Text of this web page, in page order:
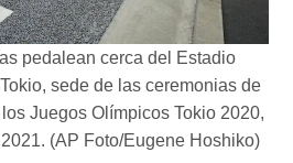
pedalean cerca del Estadio
sede de las ceremonias de
Juegos Olímpicos Tokio 2020,
(AP Foto/Eugene Hoshiko)